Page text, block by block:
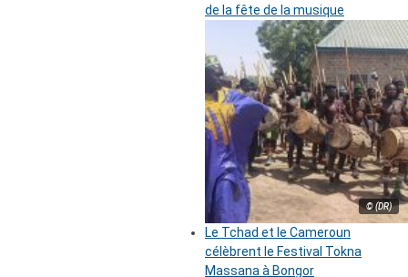
de la fête de la musique
© (DR)
Le Tchad et le Cameroun
célèbrent le Festival Tokna
Massana à Bongor